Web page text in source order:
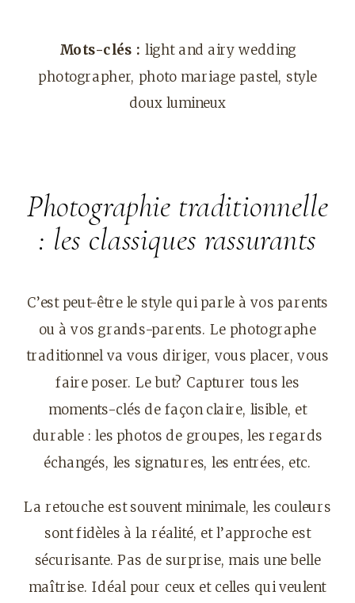
Mots-clés : light and airy wedding
photographer, photo mariage pastel, style
doux lumineux
Photographie traditionnelle
: les classiques rassurants
C’est peut-être le style qui parle à vos parents
ou à vos grands-parents. Le photographe
traditionnel va vous diriger, vous placer, vous
faire poser. Le but? Capturer tous les
moments-clés de façon claire, lisible, et
durable : les photos de groupes, les regards
échangés, les signatures, les entrées, etc.
La retouche est souvent minimale, les couleurs
sont fidèles à la réalité, et l’approche est
sécurisante. Pas de surprise, mais une belle
maîtrise. Idéal pour ceux et celles qui veulent